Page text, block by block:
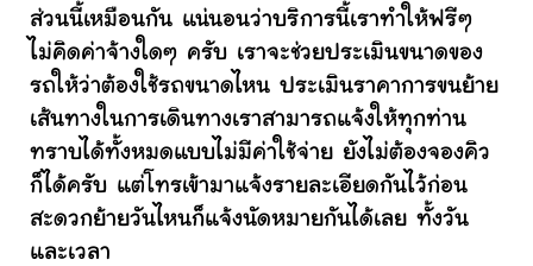
ส่วนนี้เหมือนกัน แน่นอนว่าบริการนี้เราทำให้ฟรีๆ
ไม่คิดค่าจ้างใดๆ ครับ เราจะช่วยประเมินขนาดของ
รถให้ว่าต้องใช้รถขนาดไหน ประเมินราคาการขนย้าย
เส้นทางในการเดินทางเราสามารถแจ้งให้ทุกท่าน
ทราบได้ทั้งหมดแบบไม่มีค่าใช้จ่าย ยังไม่ต้องจองคิว
ก็ได้ครับ แต่โทรเข้ามาแจ้งรายละเอียดกันไว้ก่อน
สะดวกย้ายวันไหนก็แจ้งนัดหมายกันได้เลย ทั้งวัน
และเวลา